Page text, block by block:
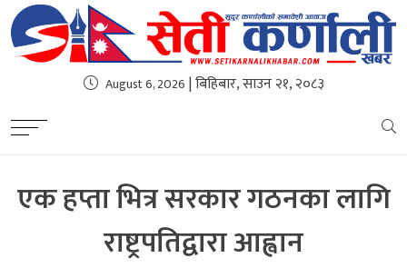
August 6, 2026 | बिहिबार, साउन २१, २०८३
एक हप्ता भित्र सरकार गठनका लागि
राष्ट्रपतिद्वारा आह्वान